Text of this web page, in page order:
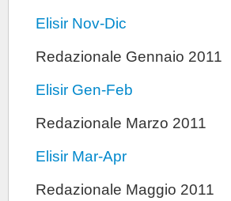
Elisir Nov-Dic
Redazionale Gennaio 2011
Elisir Gen-Feb
Redazionale Marzo 2011
Elisir Mar-Apr
Redazionale Maggio 2011